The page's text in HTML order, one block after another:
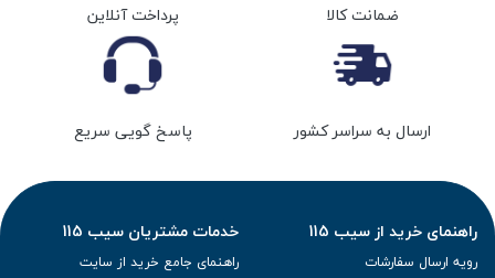
ضمانت کالا پرداخت آنلاین
ارسال به سراسر کشور پاسخ گویی سریع
راهنمای خرید از سیب 115
رویه ارسال سفارشات
خدمات مشتریان سیب 115
راهنمای جامع خرید از سایت